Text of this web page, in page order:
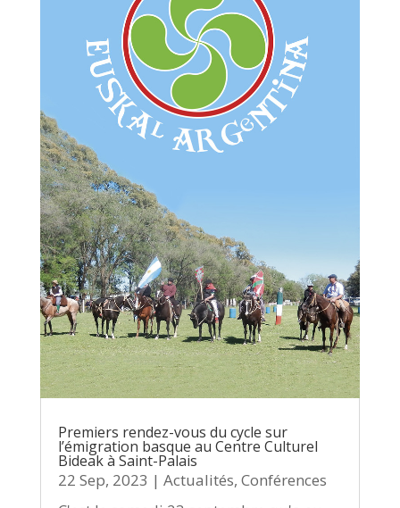
Premiers rendez-vous du cycle sur
l’émigration basque au Centre Culturel
Bideak à Saint-Palais
22 Sep, 2023 | Actualités, Conférences